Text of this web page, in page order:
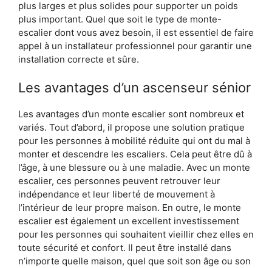
plus larges et plus solides pour supporter un poids
plus important. Quel que soit le type de monte-
escalier dont vous avez besoin, il est essentiel de faire
appel à un installateur professionnel pour garantir une
installation correcte et sûre.
Les avantages d’un ascenseur sénior
Les avantages d’un monte escalier sont nombreux et
variés. Tout d’abord, il propose une solution pratique
pour les personnes à mobilité réduite qui ont du mal à
monter et descendre les escaliers. Cela peut être dû à
l’âge, à une blessure ou à une maladie. Avec un monte
escalier, ces personnes peuvent retrouver leur
indépendance et leur liberté de mouvement à
l’intérieur de leur propre maison. En outre, le monte
escalier est également un excellent investissement
pour les personnes qui souhaitent vieillir chez elles en
toute sécurité et confort. Il peut être installé dans
n’importe quelle maison, quel que soit son âge ou son